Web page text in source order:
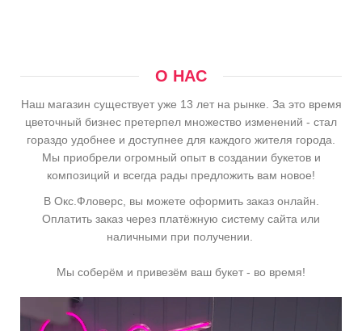
О НАС
Наш магазин существует уже 13 лет на рынке. За это время
цветочный бизнес претерпел множество изменений - стал
гораздо удобнее и доступнее для каждого жителя города.
Мы приобрели огромный опыт в создании букетов и
композиций и всегда рады предложить вам новое!
В Окс.Фловерс, вы можете оформить заказ онлайн.
Оплатить заказ через платёжную систему сайта или
наличными при получении.
Мы соберём и привезём ваш букет - во время!